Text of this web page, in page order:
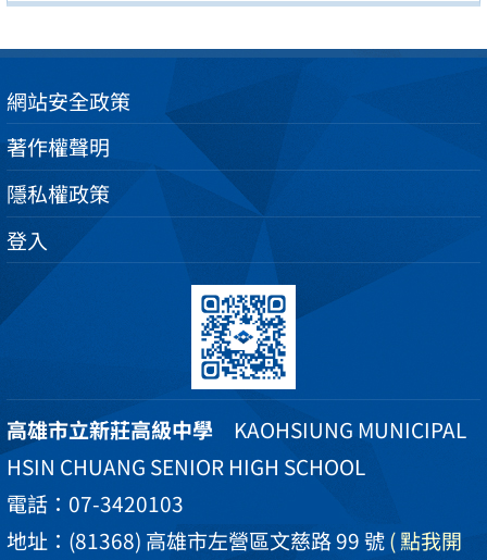
網站安全政策
著作權聲明
隱私權政策
登入
高雄市立新莊高級中學 KAOHSIUNG MUNICIPAL
HSIN CHUANG SENIOR HIGH SCHOOL
電話：07-3420103
地址：(81368) 高雄市左營區文慈路 99 號( 點我開